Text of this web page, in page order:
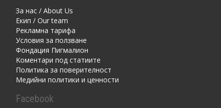
За нас / About Us
Екип / Our team
Рекламна тарифа
Условия за ползване
Фондация Пигмалион
Kоментaри под статиите
Политика за поверителност
Медийни политики и ценности
Facebook